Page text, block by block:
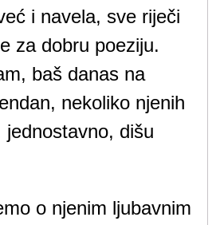
i navela, sve riječi
za dobru poeziju.
baš danas na
nekoliko njenih
jednostavno, dišu
o njenim ljubavnim